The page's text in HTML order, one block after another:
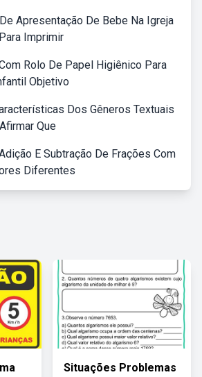
Apresentação De Bebe Na Igreja
Imprimir
Rolo De Papel Higiênico Para
Objetivo
Dos Gêneros Textuais
Que
E Subtração De Frações Com
Diferentes
Situações Problemas